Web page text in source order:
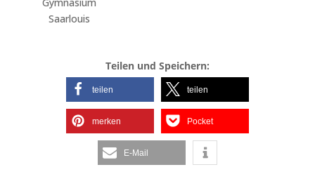
Saarlouis
Teilen und Speichern:
teilen teilen
merken Pocket
E-Mail